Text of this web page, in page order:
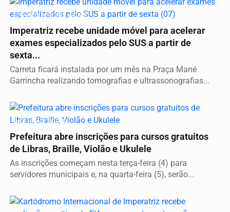
SERVIÇO A POPULAÇÃO
Imperatriz recebe unidade móvel para acelerar
exames especializados pelo SUS a partir de
sexta...
Carreta ficará instalada por um mês na Praça Mané
Garrincha realizando tomografias e ultrassonografias...
INCLUSÃO SOCIAL
Prefeitura abre inscrições para cursos gratuitos
de Libras, Braille, Violão e Ukulele
As inscrições começam nesta terça-feira (4) para
servidores municipais e, na quarta-feira (5), serão...